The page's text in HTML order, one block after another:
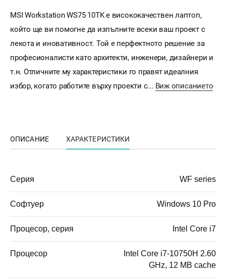
MSI Workstation WS75 10TK е висококачествен лаптоп,
който ще ви помогне да изпълните всеки ваш проект с
лекота и иновативност. Той е перфектното решение за
професионалисти като архитекти, инженери, дизайнери и
т.н. Отличните му характеристики го правят идеалния
избор, когато работите върху проекти с... Виж описанието
ОПИСАНИЕ ХАРАКТЕРИСТИКИ
Серия WF series
Софтуер Windows 10 Pro
Процесор, серия Intel Core i7
Процесор
Intel Core i7-10750H 2.60
GHz, 12 MB cache